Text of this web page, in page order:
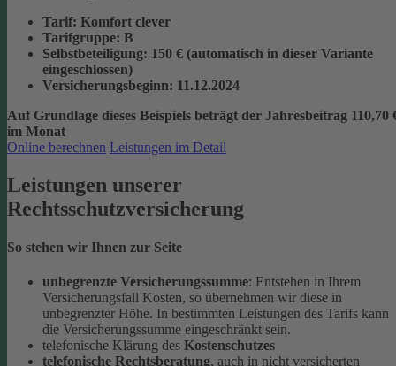
Tarif: Komfort clever
Tarifgruppe: B
Selbstbeteiligung: 150 € (automatisch in dieser Variante
eingeschlossen)
Versicherungsbeginn: 11.12.2024
Auf Grundlage dieses Beispiels beträgt der Jahresbeitrag 110,70
im Monat
Online berechnen Leistungen im Detail
Leistungen unserer
Rechtsschutzversicherung
So stehen wir Ihnen zur Seite
unbegrenzte Versicherungssumme: Entstehen in Ihrem
Versicherungsfall Kosten, so übernehmen wir diese in
unbegrenzter Höhe. In bestimmten Leistungen des Tarifs kann
die Versicherungssumme eingeschränkt sein.
telefonische Klärung des Kostenschutzes
telefonische Rechtsberatung, auch in nicht versicherten